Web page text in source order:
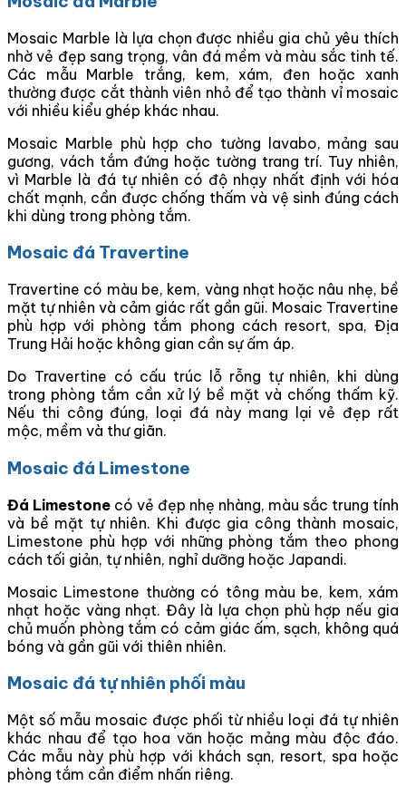
Mosaic Marble là lựa chọn được nhiều gia chủ yêu thích
nhờ vẻ đẹp sang trọng, vân đá mềm và màu sắc tinh tế.
Các mẫu Marble trắng, kem, xám, đen hoặc xanh
thường được cắt thành viên nhỏ để tạo thành vỉ mosaic
với nhiều kiểu ghép khác nhau.
Mosaic Marble phù hợp cho tường lavabo, mảng sau
gương, vách tắm đứng hoặc tường trang trí. Tuy nhiên,
vì Marble là đá tự nhiên có độ nhạy nhất định với hóa
chất mạnh, cần được chống thấm và vệ sinh đúng cách
khi dùng trong phòng tắm.
Mosaic đá Travertine
Travertine có màu be, kem, vàng nhạt hoặc nâu nhẹ, bề
mặt tự nhiên và cảm giác rất gần gũi. Mosaic Travertine
phù hợp với phòng tắm phong cách resort, spa, Địa
Trung Hải hoặc không gian cần sự ấm áp.
Do Travertine có cấu trúc lỗ rỗng tự nhiên, khi dùng
trong phòng tắm cần xử lý bề mặt và chống thấm kỹ.
Nếu thi công đúng, loại đá này mang lại vẻ đẹp rất
mộc, mềm và thư giãn.
Mosaic đá Limestone
Đá Limestone có vẻ đẹp nhẹ nhàng, màu sắc trung tính
và bề mặt tự nhiên. Khi được gia công thành mosaic,
Limestone phù hợp với những phòng tắm theo phong
cách tối giản, tự nhiên, nghỉ dưỡng hoặc Japandi.
Mosaic Limestone thường có tông màu be, kem, xám
nhạt hoặc vàng nhạt. Đây là lựa chọn phù hợp nếu gia
chủ muốn phòng tắm có cảm giác ấm, sạch, không quá
bóng và gần gũi với thiên nhiên.
Mosaic đá tự nhiên phối màu
Một số mẫu mosaic được phối từ nhiều loại đá tự nhiên
khác nhau để tạo hoa văn hoặc mảng màu độc đáo.
Các mẫu này phù hợp với khách sạn, resort, spa hoặc
phòng tắm cần điểm nhấn riêng.